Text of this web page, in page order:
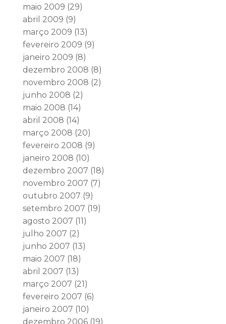
maio 2009 (29)
abril 2009 (9)
março 2009 (13)
fevereiro 2009 (9)
janeiro 2009 (8)
dezembro 2008 (8)
novembro 2008 (2)
junho 2008 (2)
maio 2008 (14)
abril 2008 (14)
março 2008 (20)
fevereiro 2008 (9)
janeiro 2008 (10)
dezembro 2007 (18)
novembro 2007 (7)
outubro 2007 (9)
setembro 2007 (19)
agosto 2007 (11)
julho 2007 (2)
junho 2007 (13)
maio 2007 (18)
abril 2007 (13)
março 2007 (21)
fevereiro 2007 (6)
janeiro 2007 (10)
dezembro 2006(19)